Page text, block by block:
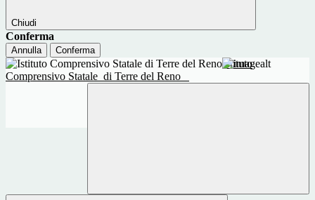
Chiudi
Conferma
Annulla Conferma
Istituto
Comprensivo Statale di Terre del Reno